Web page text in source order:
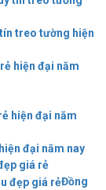
treo tường hiện
hiện đại năm
đại năm nay
giá rẻ
Đồng